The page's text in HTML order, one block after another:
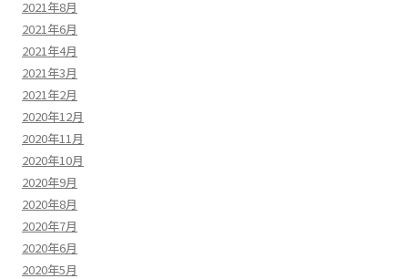
2021年8月
2021年6月
2021年4月
2021年3月
2021年2月
2020年12月
2020年11月
2020年10月
2020年9月
2020年8月
2020年7月
2020年6月
2020年5月